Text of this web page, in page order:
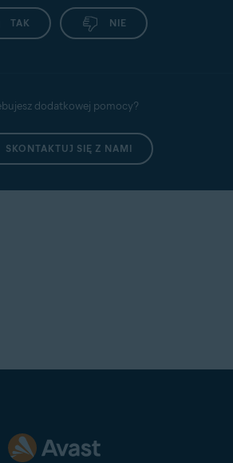
TAK NIE
dodatkowej pomocy?
SKONTAKTUJ SIĘ Z NAMI